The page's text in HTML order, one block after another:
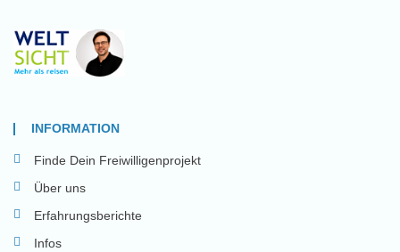
INFORMATION
Finde Dein Freiwilligenprojekt
Über uns
Erfahrungsberichte
Infos